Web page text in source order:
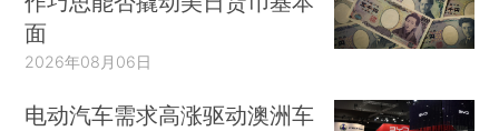
面
2026年08月06日
电动汽车需求高涨驱动澳洲车